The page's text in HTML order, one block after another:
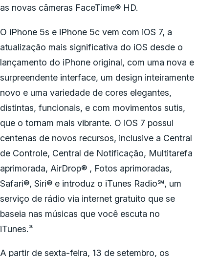
as novas câmeras FaceTime® HD.
O iPhone 5s e iPhone 5c vem com iOS 7, a
atualização mais significativa do iOS desde o
lançamento do iPhone original, com uma nova e
surpreendente interface, um design inteiramente
novo e uma variedade de cores elegantes,
distintas, funcionais, e com movimentos sutis,
que o tornam mais vibrante. O iOS 7 possui
centenas de novos recursos, inclusive a Central
de Controle, Central de Notificação, Multitarefa
aprimorada, AirDrop® , Fotos aprimoradas,
Safari®, Siri® e introduz o iTunes Radio℠, um
serviço de rádio via internet gratuito que se
baseia nas músicas que você escuta no
iTunes.³
A partir de sexta-feira, 13 de setembro, os